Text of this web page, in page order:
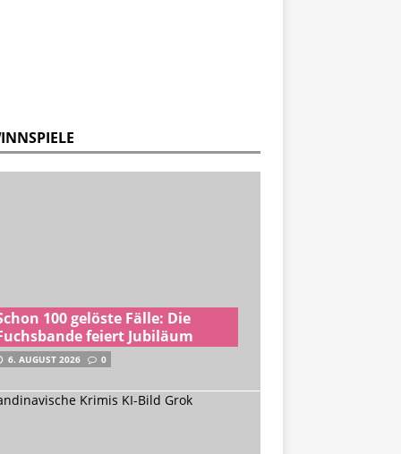
100 gelöste Fälle: Die
feiert Jubiläum
6. AUGUST 2026 0